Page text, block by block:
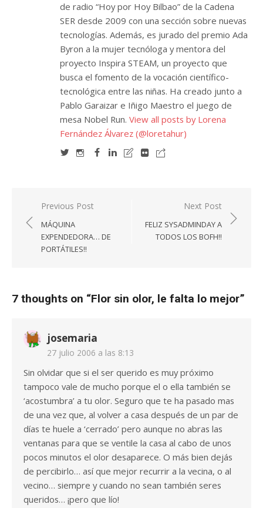
de radio “Hoy por Hoy Bilbao” de la Cadena
SER desde 2009 con una sección sobre nuevas
tecnologías. Además, es jurado del premio Ada
Byron a la mujer tecnóloga y mentora del
proyecto Inspira STEAM, un proyecto que
busca el fomento de la vocación científico-
tecnológica entre las niñas. Ha creado junto a
Pablo Garaizar e Iñigo Maestro el juego de
mesa Nobel Run. View all posts by Lorena
Fernández Álvarez (@loretahur)
Navegación
de
entradas
Previous Post
MÁQUINA
EXPENDEDORA… DE
PORTÁTILES!!
Next Post
FELIZ SYSADMINDAY A
TODOS LOS BOFH!!
7 thoughts on “Flor sin olor, le falta lo mejor”
josemaria
27 julio 2006 a las 8:13
Sin olvidar que si el ser querido es muy próximo
tampoco vale de mucho porque el o ella también se
‘acostumbra’ a tu olor. Seguro que te ha pasado mas
de una vez que, al volver a casa después de un par de
días te huele a ‘cerrado’ pero aunque no abras las
ventanas para que se ventile la casa al cabo de unos
pocos minutos el olor desaparece. O más bien dejás
de percibirlo… así que mejor recurrir a la vecina, o al
vecino… siempre y cuando no sean también seres
queridos… ¡pero que lío!